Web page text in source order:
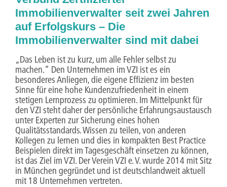
Immobilienverwalter seit zwei Jahren
auf Erfolgskurs – Die
Immobilienverwalter sind mit dabei
„Das Leben ist zu kurz, um alle Fehler selbst zu
machen.“ Den Unternehmen im VZI ist es ein
besonderes Anliegen, die eigene Effizienz im besten
Sinne für eine hohe Kundenzufriedenheit in einem
stetigen Lernprozess zu optimieren. Im Mittelpunkt für
den VZI steht daher der persönliche Erfahrungsaustausch
unter Experten zur Sicherung eines hohen
Qualitätsstandards. Wissen zu teilen, von anderen
Kollegen zu lernen und dies in kompakten Best Practice
Beispielen direkt im Tagesgeschäft einsetzen zu können,
ist das Ziel im VZI. Der Verein VZI e. V. wurde 2014 mit Sitz
in München gegründet und ist deutschlandweit aktuell
mit 18 Unternehmen vertreten.